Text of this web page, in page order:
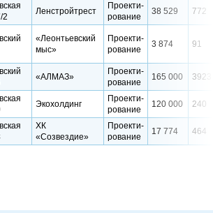
2
Ленстройтрест
Проекти-
рование
38 529 772
«Леонтьевский
мыс»
Проекти-
рование
3 874 91
«АЛМАЗ»
Проекти-
рование
165 000 3923
Экохолдинг
Проекти-
рование
120 000 240
ХК
«Созвездие»
Проекти-
рование
17 774 464